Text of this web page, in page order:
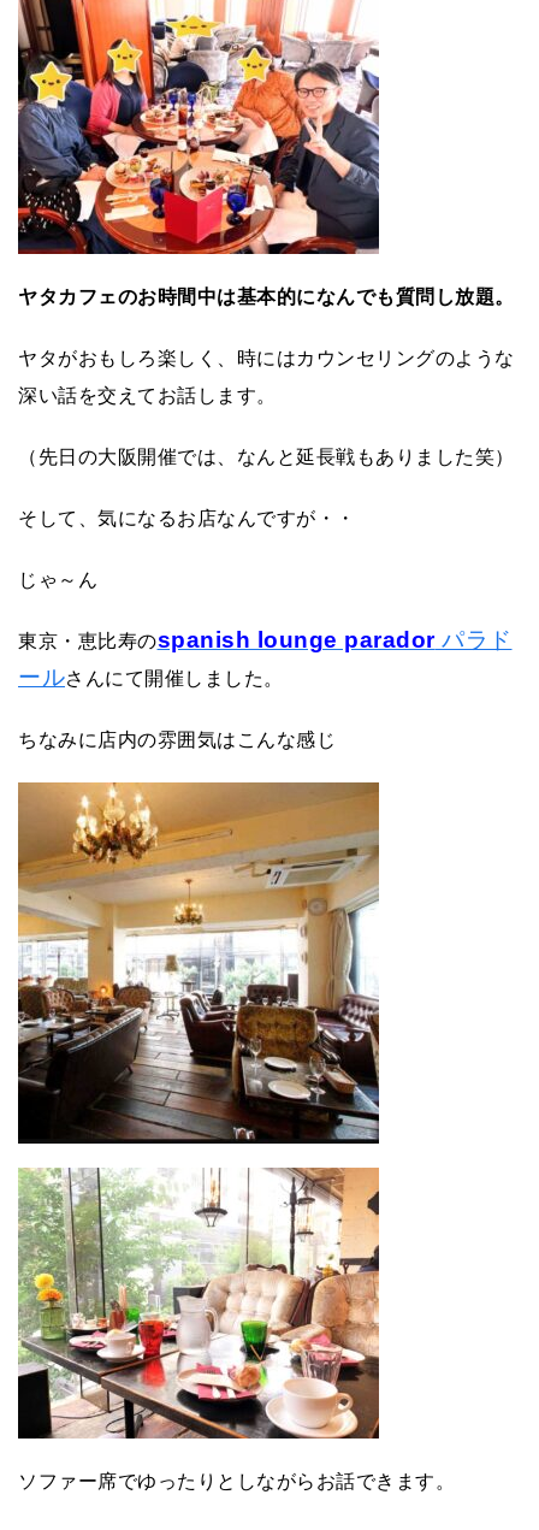
ヤタカフェのお時間中は基本的になんでも質問し放題。
ヤタがおもしろ楽しく、時にはカウンセリングのような
深い話を交えてお話します。
（先日の大阪開催では、なんと延長戦もありました笑）
そして、気になるお店なんですが・・
じゃ～ん
東京・恵比寿のspanish lounge parador パラド
ールさんにて開催しました。
ちなみに店内の雰囲気はこんな感じ
ソファー席でゆったりとしながらお話できます。